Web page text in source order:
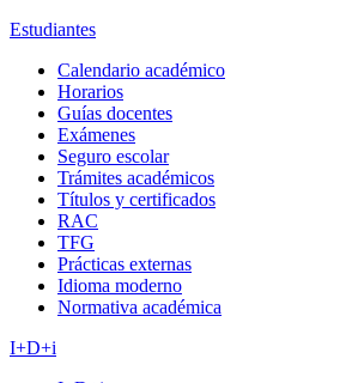
Estudiantes
Calendario académico
Horarios
Guías docentes
Exámenes
Seguro escolar
Trámites académicos
Títulos y certificados
RAC
TFG
Prácticas externas
Idioma moderno
Normativa académica
I+D+i